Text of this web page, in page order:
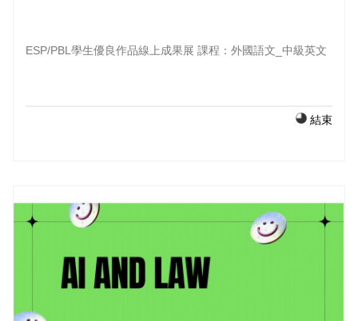
ESP/PBL學生優良作品線上成果展 課程：外國語文_中級英文
結束